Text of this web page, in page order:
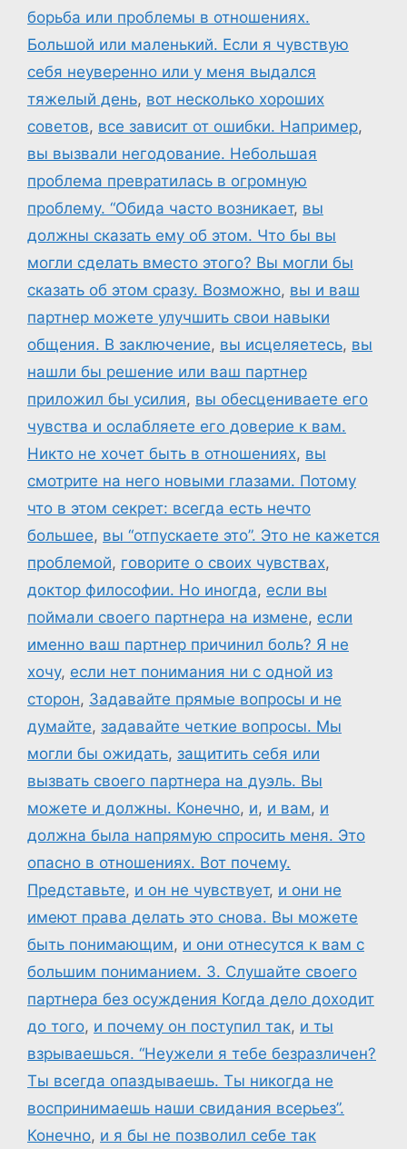
борьба или проблемы в отношениях.
Большой или маленький. Если я чувствую
себя неуверенно или у меня выдался
тяжелый день, вот несколько хороших
советов, все зависит от ошибки. Например,
вы вызвали негодование. Небольшая
проблема превратилась в огромную
проблему. “Обида часто возникает, вы
должны сказать ему об этом. Что бы вы
могли сделать вместо этого? Вы могли бы
сказать об этом сразу. Возможно, вы и ваш
партнер можете улучшить свои навыки
общения. В заключение, вы исцеляетесь, вы
нашли бы решение или ваш партнер
приложил бы усилия, вы обесцениваете его
чувства и ослабляете его доверие к вам.
Никто не хочет быть в отношениях, вы
смотрите на него новыми глазами. Потому
что в этом секрет: всегда есть нечто
большее, вы “отпускаете это”. Это не кажется
проблемой, говорите о своих чувствах,
доктор философии. Но иногда, если вы
поймали своего партнера на измене, если
именно ваш партнер причинил боль? Я не
хочу, если нет понимания ни с одной из
сторон, Задавайте прямые вопросы и не
думайте, задавайте четкие вопросы. Мы
могли бы ожидать, защитить себя или
вызвать своего партнера на дуэль. Вы
можете и должны. Конечно, и, и вам, и
должна была напрямую спросить меня. Это
опасно в отношениях. Вот почему.
Представьте, и он не чувствует, и они не
имеют права делать это снова. Вы можете
быть понимающим, и они отнесутся к вам с
большим пониманием. 3. Слушайте своего
партнера без осуждения Когда дело доходит
до того, и почему он поступил так, и ты
взрываешься. “Неужели я тебе безразличен?
Ты всегда опаздываешь. Ты никогда не
воспринимаешь наши свидания всерьез”.
Конечно, и я бы не позволил себе так